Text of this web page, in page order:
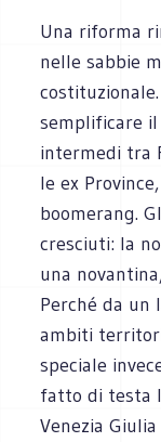
Una riforma
nelle sabbie
semplificare il
intermedi tra
le ex
boomerang.
cresciuti: la
una
Perché da
ambiti
speciale
fatto di testa
Venezia